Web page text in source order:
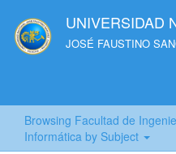
UNIVERSIDAD
JOSÉ FAUSTINO
Browsing Facultad de
Informática by Subject